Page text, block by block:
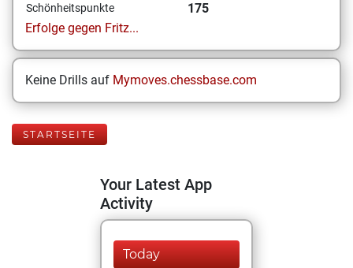
Schönheitspunkte
175
Erfolge gegen Fritz...
Keine Drills auf Mymoves.chessbase.com
STARTSEITE
Your Latest App
Activity
Today